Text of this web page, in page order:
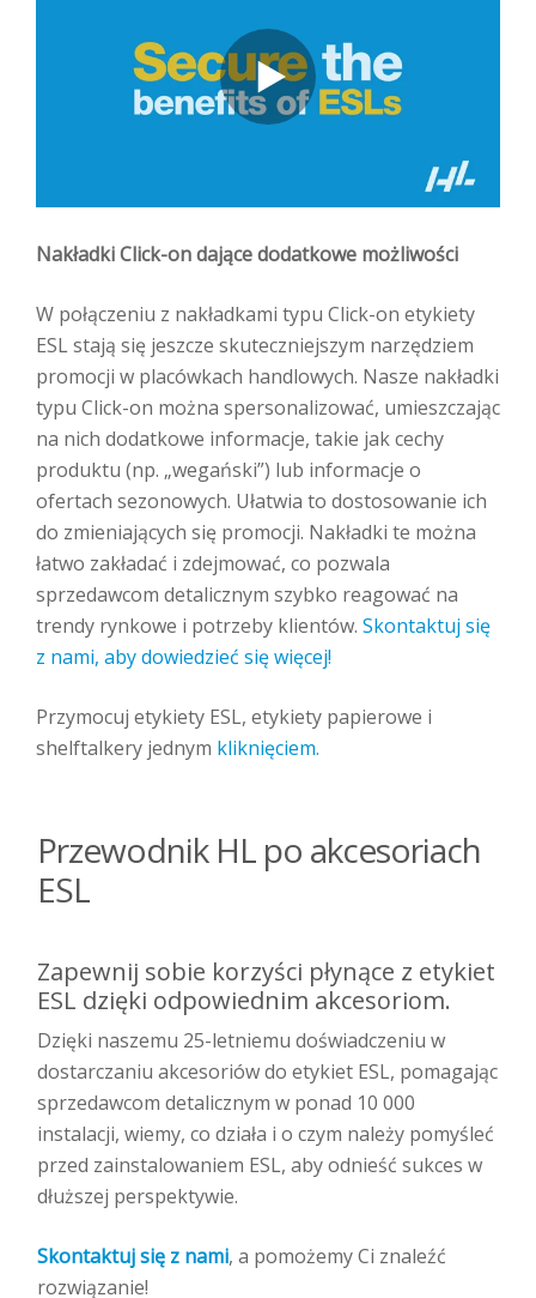
Nakładki Click-on dające dodatkowe możliwości
W połączeniu z nakładkami typu Click-on etykiety
ESL stają się jeszcze skuteczniejszym narzędziem
promocji w placówkach handlowych. Nasze nakładki
typu Click-on można spersonalizować, umieszczając
na nich dodatkowe informacje, takie jak cechy
produktu (np. „wegański”) lub informacje o
ofertach sezonowych. Ułatwia to dostosowanie ich
do zmieniających się promocji. Nakładki te można
łatwo zakładać i zdejmować, co pozwala
sprzedawcom detalicznym szybko reagować na
trendy rynkowe i potrzeby klientów. Skontaktuj się
z nami, aby dowiedzieć się więcej!
Przymocuj etykiety ESL, etykiety papierowe i
shelftalkery jednym kliknięciem.
Przewodnik HL po akcesoriach
ESL
Zapewnij sobie korzyści płynące z etykiet
ESL dzięki odpowiednim akcesoriom.
Dzięki naszemu 25-letniemu doświadczeniu w
dostarczaniu akcesoriów do etykiet ESL, pomagając
sprzedawcom detalicznym w ponad 10 000
instalacji, wiemy, co działa i o czym należy pomyśleć
przed zainstalowaniem ESL, aby odnieść sukces w
dłuższej perspektywie.
Skontaktuj się z nami, a pomożemy Ci znaleźć
rozwiązanie!